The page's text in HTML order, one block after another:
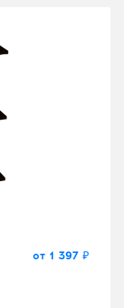
от 1 397 ₽